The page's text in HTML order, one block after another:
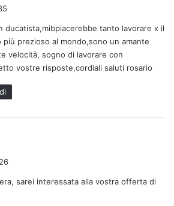
e
t
t
o
:
ducatista,mibpiacerebbe tanto lavorare x il
più prezioso al mondo,sono un amante
velocità, sogno di lavorare con
vostre risposte,cordiali saluti rosario
a
e
sarei interessata alla vostra offerta di